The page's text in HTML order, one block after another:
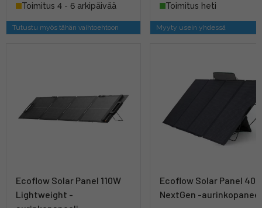
Toimitus 4 - 6 arkipäivää
Tutustu myös tähän vaihtoehtoon
Toimitus heti
Myyty usein yhdessä
Ecoflow Solar Panel 110W
Lightweight -
Ecoflow Solar Panel
NextGen -